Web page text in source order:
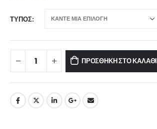
ΤΎΠΟΣ
ΠΡΟΣΘΉΚΗ ΣΤΟ ΚΑΛΆΘΙ